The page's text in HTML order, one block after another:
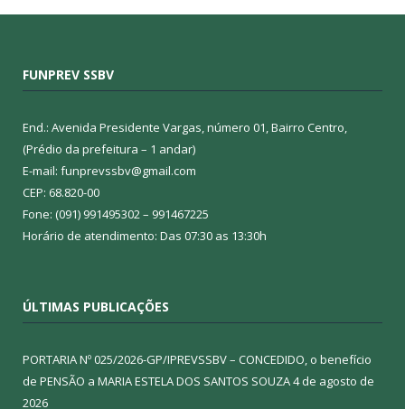
FUNPREV SSBV
End.: Avenida Presidente Vargas, número 01, Bairro Centro,
(Prédio da prefeitura – 1 andar)
E-mail: funprevssbv@gmail.com
CEP: 68.820-00
Fone: (091) 991495302 – 991467225
Horário de atendimento: Das 07:30 as 13:30h
ÚLTIMAS PUBLICAÇÕES
PORTARIA Nº 025/2026-GP/IPREVSSBV – CONCEDIDO, o benefício
de PENSÃO a MARIA ESTELA DOS SANTOS SOUZA4 de agosto de
2026